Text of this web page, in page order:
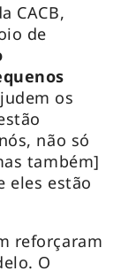
CACB,
de
os
não só
também]
eles estão
reforçaram
O